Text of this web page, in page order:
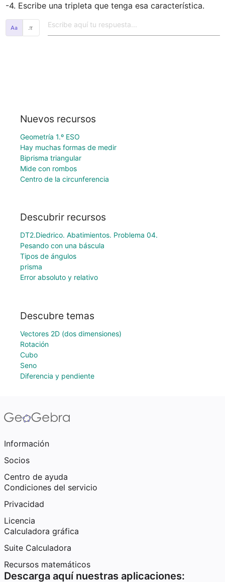
-4. Escribe una tripleta que tenga esa característica.
𝜋
Nuevos recursos
Geometría 1.º ESO
Hay muchas formas de medir
Biprisma triangular
Mide con rombos
Centro de la circunferencia
Descubrir recursos
DT2.Diedrico. Abatimientos. Problema 04.
Pesando con una báscula
Tipos de ángulos
prisma
Error absoluto y relativo
Descubre temas
Vectores 2D (dos dimensiones)
Rotación
Cubo
Seno
Diferencia y pendiente
Información
Socios
Centro de ayuda
Condiciones del servicio
Privacidad
Licencia
Calculadora gráfica
Suite Calculadora
Recursos matemáticos
Descarga aquí nuestras aplicaciones: